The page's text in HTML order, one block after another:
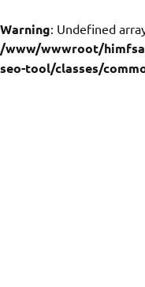
Warning: Undefined
/www/wwwroot/
seo-tool/classes/